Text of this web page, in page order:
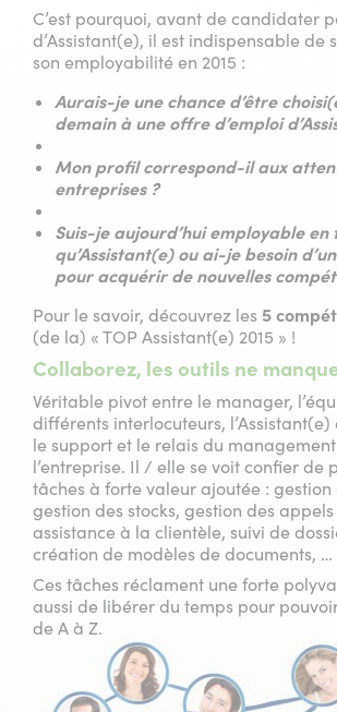
C’est pourquoi, avant de candidater
d’Assistant(e), il est indispensable de
son employabilité en 2015 :
Aurais-je une chance d’être
demain à une offre d’emploi
Mon profil correspond-il aux
entreprises ?
Suis-je aujourd’hui employable en
qu’Assistant(e) ou ai-je besoin
pour acquérir de nouvelles
Pour le savoir, découvrez les 5
(de la) « TOP Assistant(e) 2015 » !
Collaborez, les outils ne
Véritable pivot entre le manager,
différents interlocuteurs, l’Assistant(e)
le support et le relais du
l’entreprise. Il / elle se voit confier de
tâches à forte valeur ajoutée : gestion
gestion des stocks, gestion des appels
assistance à la clientèle, suivi de
création de modèles de documents, …
Ces tâches réclament une forte
aussi de libérer du temps pour
de A à Z.